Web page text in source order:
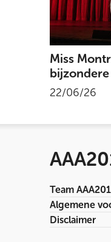
Miss
22/06/26
Team
Algemene
Disclaimer